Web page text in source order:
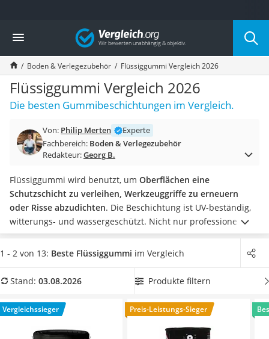
Die beliebtesten Vergleiche nach Kategorie
Baumarkt
Tresor feuerfest
Makita-Akku-Rasenmäher
Kappsäge
Smartes Türschloss
Akku-Rasentrimmer
Split-Klimaanlage 2 Innengeräte
Pelletofen
Tiefbrunnenpumpe
Fliesenschneider
Hochdruckreiniger
Doppelschleifer
Überwachungskamera
Benzinrasenmäher mit Elektrostart
Löschdecke
Winterharte Palmen
Gasdurchlauferhitzer
Vergleich
Boden & Verlegezubehör Flüssiggummi Vergleich 2026
Flüssiggummi Vergleich 2026
Die besten Gummibeschichtungen im Vergleich.
Von: Philip Merten
Experte
Fachbereich: Boden & Verlegezubehör
Redakteur:Georg B.
Flüssiggummi wird benutzt, um Oberflächen eine
Schutzschicht zu verleihen, Werkzeuggriffe zu erneuern
oder Risse abzudichten. Die Beschichtung ist UV-beständig,
witterungs- und wassergeschützt. Nicht nur professionelle
Handwerker, sondern auch private Heimwerker vertrauen auf
den Werkstoff. Laut gängigen Online-Test ist der Einsatz von
Autoteilen besonders beliebt.
Wählen Sie jetzt aus unserer
sodass ein Anmischen nicht mehr notwendig istund Sie
diesen direkt verwenden können. Überzeugt hat uns hier im
August 2026 besonders das Modell
Farbex Universal
1 - 2 von 13: Beste Flüssiggummi im Vergleich
Stand: 03.08.2026 Produkte filtern
Vergleichssieger Preis-Leistungs-Sieger